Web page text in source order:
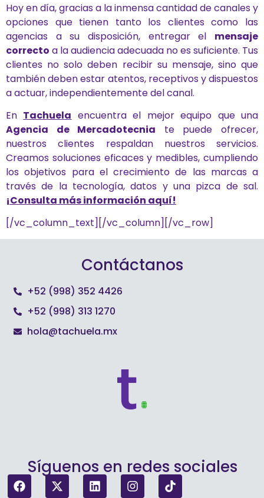
Hoy en día, gracias a la inmensa cantidad de canales y
opciones que tienen tanto los clientes como las
agencias a su disposición, entregar el mensaje
correcto a la audiencia adecuada no es suficiente. Tus
clientes no solo deben recibir su mensaje, sino que
también deben estar atentos, receptivos y dispuestos
a actuar, independientemente del canal.
En Tachuela encuentra el mejor equipo que una
Agencia de Mercadotecnia te puede ofrecer,
nuestros clientes respaldan nuestros servicios.
Creamos soluciones eficaces y medibles, cumpliendo
los objetivos para el crecimiento de las marcas a
través de la tecnología, datos y una pizca de sal.
¡Consulta más información aquí!
[/vc_column_text][/vc_column][/vc_row]
Contáctanos
+52 (998) 352 4426
+52 (998) 313 1270
hola@tachuela.mx
Síguenos en redes sociales